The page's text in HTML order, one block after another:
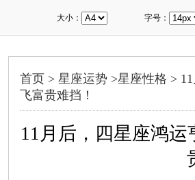
大小： 字号：
首页 > 星座运势 >星座性格 >
飞富贵难挡！
11月后，四星座鸿